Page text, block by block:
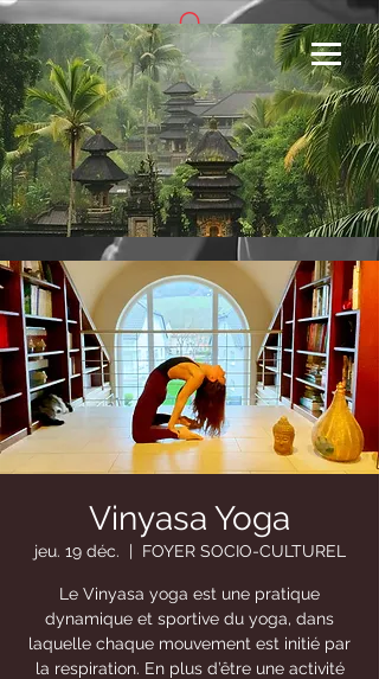
Se connecter
Vinyasa Yoga
jeu. 19 déc.
  |
FOYER SOCIO-CULTUREL
Le Vinyasa yoga est une pratique
dynamique et sportive du yoga, dans
laquelle chaque mouvement est initié par
la respiration. En plus d’être une activité